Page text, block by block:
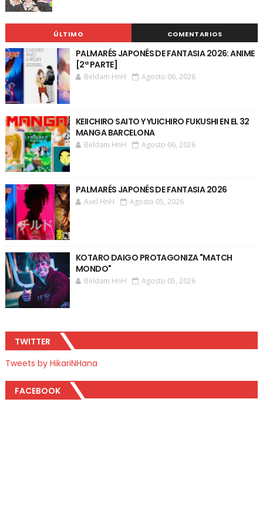
ÚLTIMO COMENTARIOS
PALMARÉS JAPONÉS DE FANTASIA 2026: ANIME
[2ª PARTE]
Beldam HnH Agosto 06, 2026
KEIICHIRO SAITO Y YUICHIRO FUKUSHI EN EL 32
MANGA BARCELONA
Beldam HnH Agosto 06, 2026
PALMARÉS JAPONÉS DE FANTASIA 2026
Axel HnH Agosto 05, 2026
KOTARO DAIGO PROTAGONIZA "MATCH
MONDO"
Beldam HnH Agosto 05, 2026
TWITTER
Tweets by HikariNHana
FACEBOOK